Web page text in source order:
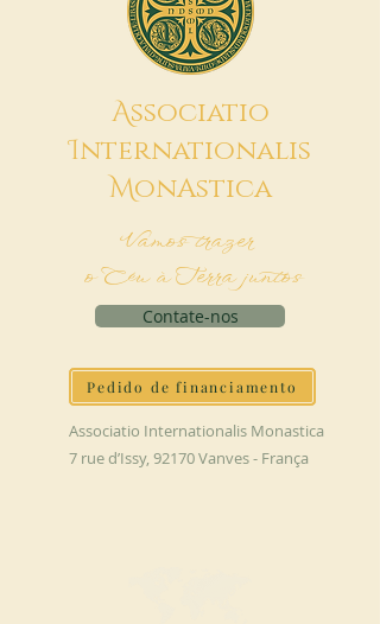
Associatio
Internationalis
MonAstica
Vamos trazer
o Céu à Terra juntos
Contate-nos
Pedido de financiamento
Associatio Internationalis Monastica
7 rue d’Issy, 92170 Vanves - França